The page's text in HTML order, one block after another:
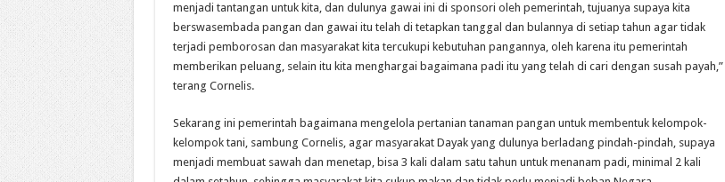
menjadi tantangan untuk kita, dan dulunya gawai ini di sponsori oleh pemerintah, tujuanya supaya kita
berswasembada pangan dan gawai itu telah di tetapkan tanggal dan bulannya di setiap tahun agar tidak
terjadi pemborosan dan masyarakat kita tercukupi kebutuhan pangannya, oleh karena itu pemerintah
memberikan peluang, selain itu kita menghargai bagaimana padi itu yang telah di cari dengan susah payah,”
terang Cornelis.
Sekarang ini pemerintah bagaimana mengelola pertanian tanaman pangan untuk membentuk kelompok-
kelompok tani, sambung Cornelis, agar masyarakat Dayak yang dulunya berladang pindah-pindah, supaya
menjadi membuat sawah dan menetap, bisa 3 kali dalam satu tahun untuk menanam padi, minimal 2 kali